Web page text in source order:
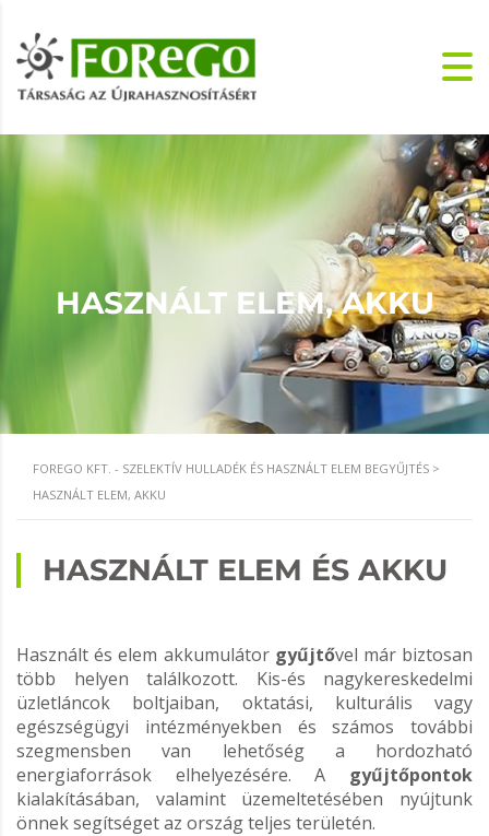
HASZNÁLT ELEM, AKKU
FOREGO KFT. - SZELEKTÍV HULLADÉK ÉS HASZNÁLT ELEM BEGYŰJTÉS >
HASZNÁLT ELEM, AKKU
HASZNÁLT ELEM ÉS AKKU
Használt és elem akkumulátor gyűjtővel már biztosan
több helyen találkozott. Kis-és nagykereskedelmi
üzletláncok boltjaiban, oktatási, kulturális vagy
egészségügyi intézményekben és számos további
szegmensben van lehetőség a hordozható
energiaforrások elhelyezésére. A gyűjtőpontok
kialakításában, valamint üzemeltetésében nyújtunk
önnek segítséget az ország teljes területén.